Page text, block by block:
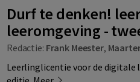
Durf te denken!
leeromgeving -
Redactie: Frank Meester,
Leerlinglicentie voor de digitale